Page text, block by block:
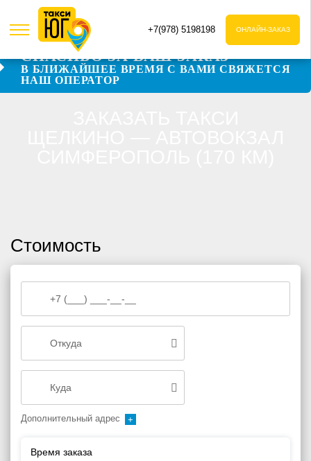
+7(978) 5198198 ОНЛАЙН-ЗАКАЗ
Стоимость
СПАСИБО ЗА ВАШ ЗАКАЗ
В БЛИЖАЙШЕЕ ВРЕМЯ С ВАМИ СВЯЖЕТСЯ
НАШ ОПЕРАТОР
Дополнительный адрес
Время заказа
Даю согласие на обработку персональных данных